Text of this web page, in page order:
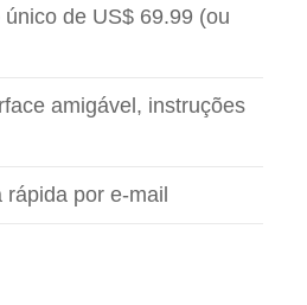
de US$ 69.99 (ou
amigável, instruções
rápida por e-mail